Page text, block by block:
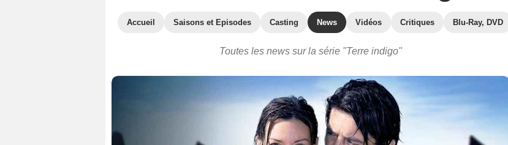
Accueil Saisons et Episodes Casting News Vidéos Critiques Blu-Ray, DVD
Toutes les news sur la série "Terre indigo"